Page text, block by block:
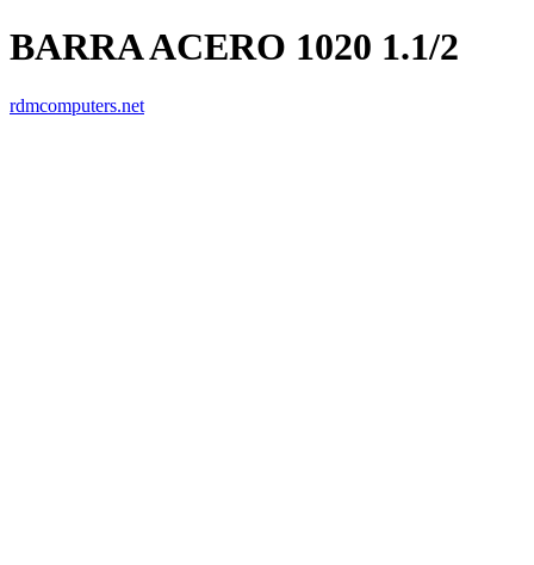
BARRA ACERO 1020 1.1/2
rdmcomputers.net